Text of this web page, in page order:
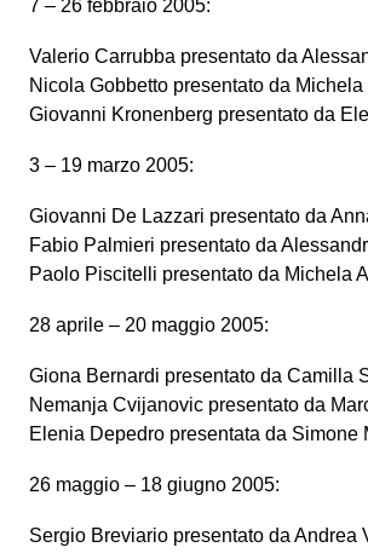
7 – 26 febbraio 2005:
Valerio Carrubba presentato da
Nicola Gobbetto presentato da Michela
Giovanni Kronenberg presentato da
3 – 19 marzo 2005:
Giovanni De Lazzari presentato da
Fabio Palmieri presentato da
Paolo Piscitelli presentato da Michela
28 aprile – 20 maggio 2005:
Giona Bernardi presentato da Camilla
Nemanja Cvijanovic presentato da
Elenia Depedro presentata da Simone
26 maggio – 18 giugno 2005:
Sergio Breviario presentato da Andrea